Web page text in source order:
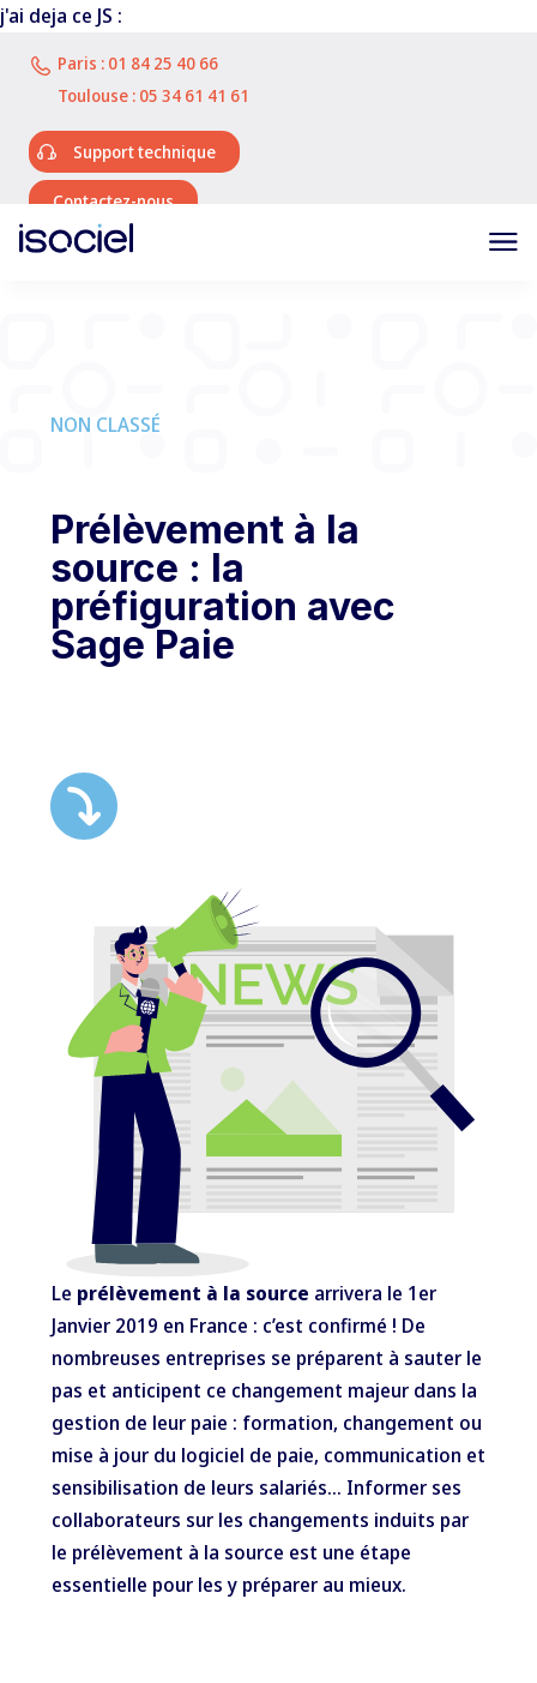
j'ai deja ce JS :
Paris : 01 84 25 40 66
Toulouse : 05 34 61 41 61
Support technique
Contactez-nous
NON CLASSÉ
Prélèvement à la
source : la
préfiguration avec
Sage Paie
Le prélèvement à la source arrivera le 1er
Janvier 2019 en France : c’est confirmé ! De
nombreuses entreprises se préparent à sauter le
pas et anticipent ce changement majeur dans la
gestion de leur paie : formation, changement ou
mise à jour du logiciel de paie, communication et
sensibilisation de leurs salariés… Informer ses
collaborateurs sur les changements induits par
le prélèvement à la source est une étape
essentielle pour les y préparer au mieux.